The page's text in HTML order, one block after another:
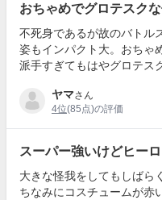
おちゃめでグロテスク
不死身であるが故のバトル
姿もインパクト大。おちゃ
派手すぎてもはやグロテス
ヤマさん
4位(85点)の評価
スーパー強いけどヒー
大きな怪我をしてもしばら
ちなみにコスチュームが赤